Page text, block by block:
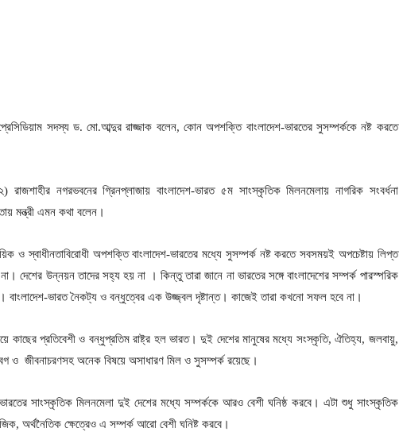
সদস্য ড. মো.আব্দুর রাজ্জাক বলেন, কোন অপশক্তি বাংলাদেশ-ভারতের সুসম্পর্ককে নষ্ট করতে
রাজশাহীর নগরভবনের গ্রিনপ্লাজায় বাংলাদেশ-ভারত ৫ম সাংস্কৃতিক মিলনমেলায় নাগরিক সংবর্ধনা
মন্ত্রী এমন কথা বলেন।
ও স্বাধীনতাবিরোধী অপশক্তি বাংলাদেশ-ভারতের মধ্যে সুসম্পর্ক নষ্ট করতে সবসময়ই অপচেষ্টায় লিপ্ত
দেশের উন্নয়ন তাদের সহ্য হয় না । কিন্তু তারা জানে না ভারতের সঙ্গে বাংলাদেশের সম্পর্ক পারস্পরিক
বাংলাদেশ-ভারত নৈকট্য ও বন্ধুত্বের এক উজ্জ্বল দৃষ্টান্ত। কাজেই তারা কখনো সফল হবে না।
কাছের প্রতিবেশী ও বন্ধুপ্রতিম রাষ্ট্র হল ভারত। দুই দেশের মানুষের মধ্যে সংস্কৃতি, ঐতিহ্য, জলবায়ু,
ও জীবনাচরণসহ অনেক বিষয়ে অসাধারণ মিল ও সুসম্পর্ক রয়েছে।
সাংস্কৃতিক মিলনমেলা দুই দেশের মধ্যে সম্পর্ককে আরও বেশী ঘনিষ্ঠ করবে। এটা শুধু সাংস্কৃতিক
অর্থনৈতিক ক্ষেত্রেও এ সম্পর্ক আরো বেশী ঘনিষ্ট করবে।